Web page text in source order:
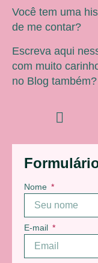
Nome
E-mail
Você tem uma
de me contar?
Escreva aqui
com muito
no Blog também?